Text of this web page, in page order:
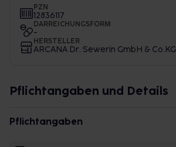
PZN
12836117
DARREICHUNGSFORM
-
HERSTELLER
ARCANA Dr. Sewerin GmbH & Co.KG
Pflichtangaben und Details
Pflichtangaben